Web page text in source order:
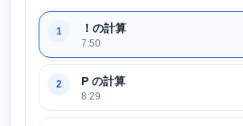
1 ！の計算
7:50
2 P の計算
8:29